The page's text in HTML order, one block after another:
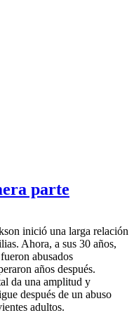
parte
inició una larga relación
Ahora, a sus 30 años,
abusados
años después.
da una amplitud y
después de un abuso
adultos.